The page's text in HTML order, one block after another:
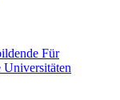
Für
Universitäten